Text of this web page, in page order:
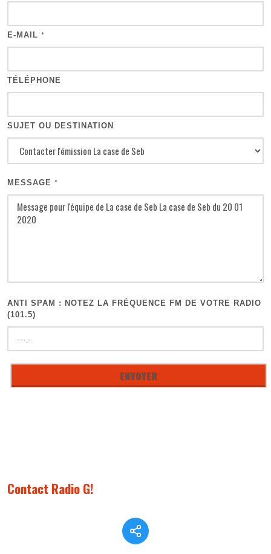
E-MAIL *
TÉLÉPHONE
SUJET OU DESTINATION
MESSAGE *
ANTI SPAM : NOTEZ LA FRÉQUENCE FM DE VOTRE RADIO
(101.5)
Contact Radio G!